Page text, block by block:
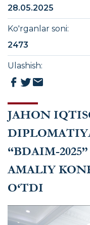
JAHON
“BDAIM-
AMALIY
O‘TDI
28.05.2025
Ko'rganlar soni:
2473
Ulashish: